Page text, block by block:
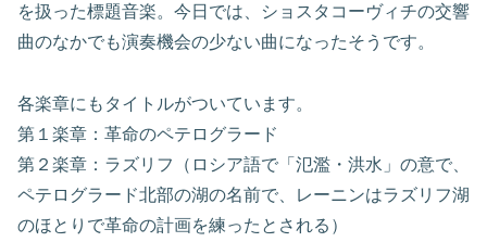
を扱った標題音楽。今日では、ショスタコーヴィチの交響
曲のなかでも演奏機会の少ない曲になったそうです。
各楽章にもタイトルがついています。
第１楽章：革命のペテログラード
第２楽章：ラズリフ（ロシア語で「氾濫・洪水」の意で、
ペテログラード北部の湖の名前で、レーニンはラズリフ湖
のほとりで革命の計画を練ったとされる）